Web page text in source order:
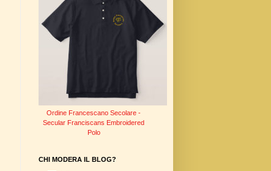
Ordine Francescano Secolare -
Secular Franciscans Embroidered
Polo
CHI MODERA IL BLOG?